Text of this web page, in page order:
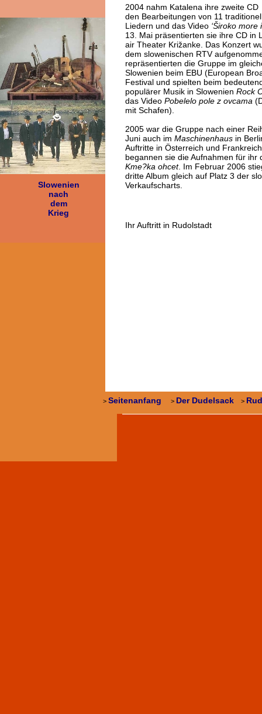
Slowenien
nach
dem
Krieg
2004 nahm Katalena ihre zweite CD
den Bearbeitungen von 11
Liedern und das Video ‘Široko more
13. Mai präsentierten sie ihre CD in
air Theater Križanke. Das Konzert
dem slowenischen RTV
repräsentierten die Gruppe im
Slowenien beim EBU (European
Festival und spielten beim
populärer Musik in Slowenien Rock
das Video Pobelelo pole z ovcama
mit Schafen).
2005 war die Gruppe nach einer
Juni auch im Maschinenhaus in
Auftritte in Österreich und
begannen sie die Aufnahmen für ihr
Kme?ka ohcet. Im Februar 2006
dritte Album gleich auf Platz 3 der
Verkaufscharts.
Ihr Auftritt in Rudolstadt
> Seitenanfang > Der Dudelsack >